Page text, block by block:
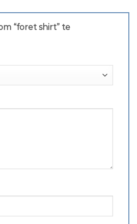
“foret shirt” te